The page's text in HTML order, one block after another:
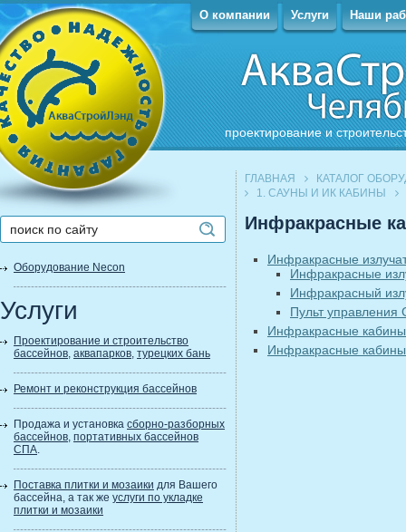
проектирование и
О компании Услуги Наши
Оборудование Necon
Услуги
Проектирование и строительство
бассейнов, аквапарков, турецких бань
Ремонт и реконструкция бассейнов
Продажа и установка сборно-разборных
бассейнов, портативных бассейнов
СПА.
Поставка плитки и мозаики для Вашего
бассейна, а так же услуги по укладке
плитки и мозаики
ГЛАВНАЯ
КАТАЛОГ
1. САУНЫ И ИК КАБИНЫ
Инфракрасные
Инфракрасные
Инфракрасные
Инфракрасный
Пульт
Инфракрасные
Инфракрасные